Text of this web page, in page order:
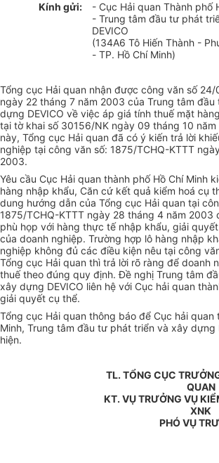
Kính gửi:
- Cục Hải quan Thành phố
- Trung tâm đầu tư phát
DEVICO
(134A6 Tô Hiến Thành -
- TP. Hồ Chí Minh)
Tổng cục Hải quan nhận được công văn số 24/
ngày 22 tháng 7 năm 2003 của Trung tâm
dựng DEVICO về việc áp giá tính thuế mặt
tại tờ khai số 30156/NK ngày 09 tháng 10 năm
này, Tổng cục Hải quan đã có ý kiến trả lời
nghiệp tại công văn số: 1875/TCHQ-KTTT
2003.
Yêu cầu Cục Hải quan thành phố Hồ Chí Minh
hàng nhập khẩu, Căn cứ kết quả kiểm hoá cụ
dung hướng dẫn của Tổng cục Hải quan tại
1875/TCHQ-KTTT ngày 28 tháng 4 năm 2003
phù họp với hàng thực tế nhập khẩu, giải
của doanh nghiệp. Trường hợp lô hàng nhập
nghiệp không đủ các điều kiện nêu tại công
Tổng cục Hải quan thì trả lời rõ ràng để doanh
thuế theo đúng quy định. Đề nghị Trung tâm
xây dựng DEVICO liên hệ với Cục hải quan
giải quyết cụ thể.
Tổng cục Hải quan thông báo để Cục hải quan
Minh, Trung tâm đầu tư phát triển và xây dựng
hiện.
TL. TỔNG CỤC
QUAN
KT. VỤ TRƯỞNG VỤ
XNK
PHÓ VỤ